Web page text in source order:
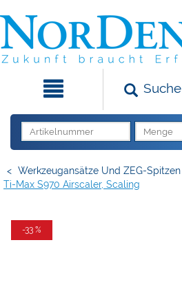
Suche
< Werkzeugansätze Und ZEG-Spitzen
Ti-Max S970 Airscaler, Scaling
-33 %